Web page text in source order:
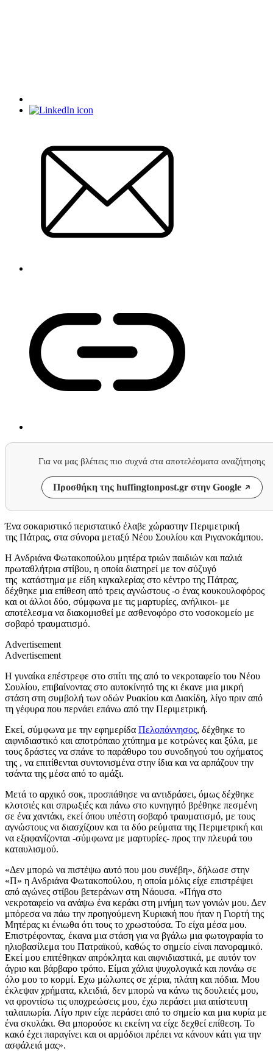
Για να μας βλέπεις πιο συχνά στα αποτελέσματα αναζήτησης
Προσθήκη της huffingtonpost.gr στην Google
Ένα σοκαριστικό περιστατικό έλαβε χώραστην Περιμετρική
της Πάτρας, στα σύνορα μεταξύ Νέου Σουλίου και Ριγανοκάμπου.
Η Ανδριάνα Φωτακοπούλου μητέρα τριών παιδιών και παλιά
πρωταθλήτρια στίβου, η οποία διατηρεί με τον σύζυγό
της κατάστημα με είδη κιγκαλερίας στο κέντρο της Πάτρας,
δέχθηκε μια επίθεση από τρεις αγνώστους -ο ένας κουκουλοφόρος
και οι άλλοι δύο, σύμφωνα με τις μαρτυρίες, ανήλικοι- με
αποτέλεσμα να διακομισθεί με ασθενοφόρο στο νοσοκομείο με
σοβαρό τραυματισμό.
Advertisement
Advertisement
Η γυναίκα επέστρεφε στο σπίτι της από το νεκροταφείο του Νέου
Σουλίου, επιβαίνοντας στο αυτοκίνητό της κι έκανε μια μικρή
στάση στη συμβολή των οδών Ρυακίου και Διακίδη, λίγο πριν από
τη γέφυρα που περνάει επάνω από την Περιμετρική.
Εκεί, σύμφωνα με την εφημερίδα Πελοπόννησος, δέχθηκε το
αιφνιδιαστικό και αποτρόπαιο χτύπημα με κοτρώνες και ξύλα, με
τους δράστες να σπάνε το παράθυρο του συνοδηγού του οχήματος
της , να επιτίθενται συντονισμένα στην ίδια και να αρπάζουν την
τσάντα της μέσα από το αμάξι.
Μετά το αρχικό σοκ, προσπάθησε να αντιδράσει, όμως δέχθηκε
κλοτσιές και σπρωξιές και πάνω στο κυνηγητό βρέθηκε πεσμένη
σε ένα χαντάκι, εκεί όπου υπέστη σοβαρό τραυματισμό, με τους
αγνώστους να διασχίζουν και τα δύο ρεύματα της Περιμετρική και
να εξαφανίζονται -σύμφωνα με μαρτυρίες- προς την πλευρά του
καταυλισμού.
«Δεν μπορώ να πιστέψω αυτό που μου συνέβη», δήλωσε στην
«Π» η Ανδριάνα Φωτακοπούλου, η οποία μόλις είχε επιστρέψει
από αγώνες στίβου βετεράνων στη Νάουσα. «Πήγα στο
νεκροταφείο να ανάψω ένα κεράκι στη μνήμη των γονιών μου. Δεν
μπόρεσα να πάω την προηγούμενη Κυριακή που ήταν η Γιορτή της
Μητέρας κι ένιωθα ότι τους το χρωστούσα. Το είχα μέσα μου.
Επιστρέφοντας, έκανα μια στάση για να βγάλω μια φωτογραφία το
ηλιοβασίλεμα του Πατραϊκού, καθώς το σημείο είναι πανοραμικό.
Εκεί μου επιτέθηκαν απρόκλητα και αιφνιδιαστικά, με αυτόν τον
άγριο και βάρβαρο τρόπο. Είμαι χάλια ψυχολογικά και πονάω σε
όλο μου το κορμί. Εχω μώλωπες σε χέρια, πλάτη και πόδια. Μου
έκλεψαν χρήματα, κλειδιά, δεν μπορώ να κάνω τις δουλειές μου,
να φροντίσω τις υποχρεώσεις μου, έχω περάσει μια απίστευτη
ταλαιπωρία. Λίγο πριν είχε περάσει από το σημείο και μια κυρία με
ένα σκυλάκι. Θα μπορούσε κι εκείνη να είχε δεχθεί επίθεση. Το
κακό έχει παραγίνει και οι αρμόδιοι πρέπει να κάνουν κάτι για την
ασφάλειά μας».